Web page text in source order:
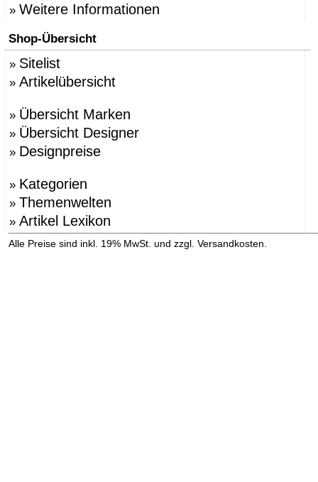
» Weitere Informationen
Shop-Übersicht
» Sitelist
» Artikelübersicht
» Übersicht Marken
» Übersicht Designer
» Designpreise
» Kategorien
» Themenwelten
» Artikel Lexikon
Alle Preise sind inkl. 19% MwSt. und zzgl. Versandkosten.